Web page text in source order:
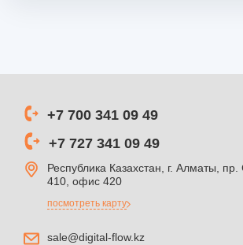
+7 700 341 09 49
+7 727 341 09 49
Республика Казахстан, г. Алматы,
410, офис 420
посмотреть карту
sale@digital-flow.kz